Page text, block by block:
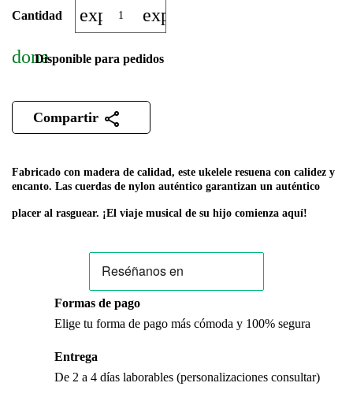
Fabricado con madera de calidad, este ukelele resuena con calidez y
encanto. Las cuerdas de nylon auténtico garantizan un auténtico
placer al rasguear. ¡El viaje musical de su hijo comienza aquí!
Cantidad expand_moreexpand_less
doneDisponible para pedidos
Compartir
Formas de pago
Elige tu forma de pago más cómoda y 100% segura
Entrega
De 2 a 4 días laborables (personalizaciones consultar)